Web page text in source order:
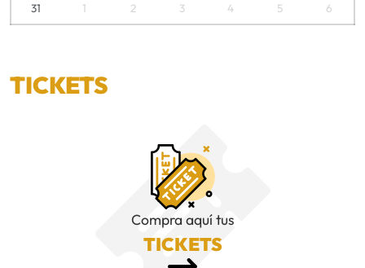
31 1 2 3 4 5 6
TICKETS
Compra aquí tus
TICKETS